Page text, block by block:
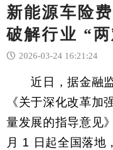
新能源车险
破解行业 “
2026-03-24 16:21:24
近日，据金融监
《关于深化改革加
量发展的指导意见
月 1 日起全国落地